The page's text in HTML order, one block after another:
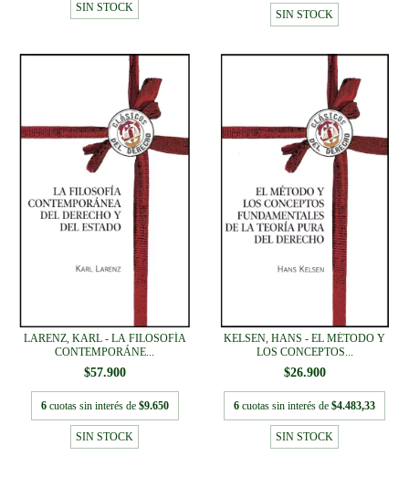
SIN STOCK
SIN STOCK
LARENZ, KARL - LA FILOSOFÍA
CONTEMPORÁNE...
$57.900
6 cuotas sin interés de $9.650
SIN STOCK
KELSEN, HANS - EL MÉTODO Y
LOS CONCEPTOS...
$26.900
6 cuotas sin interés de $4.483,33
SIN STOCK